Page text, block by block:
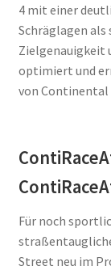
4 mit einer
Schräglagen als
Zielgenauigkeit
optimiert und
von Continental
Für noch
Street neu im